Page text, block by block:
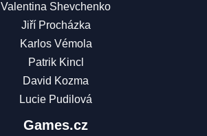
Valentina Shevchenko
Jiří Procházka
Karlos Vémola
Patrik Kincl
David Kozma
Lucie Pudilová
Games.cz